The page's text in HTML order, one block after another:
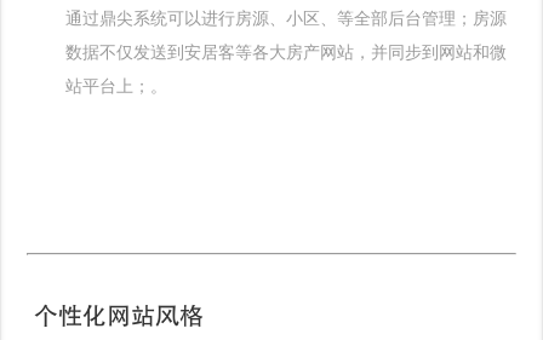
通过鼎尖系统可以进行房源、小区、等全部后台管理；房源
数据不仅发送到安居客等各大房产网站，并同步到网站和微
站平台上；。
个性化网站风格